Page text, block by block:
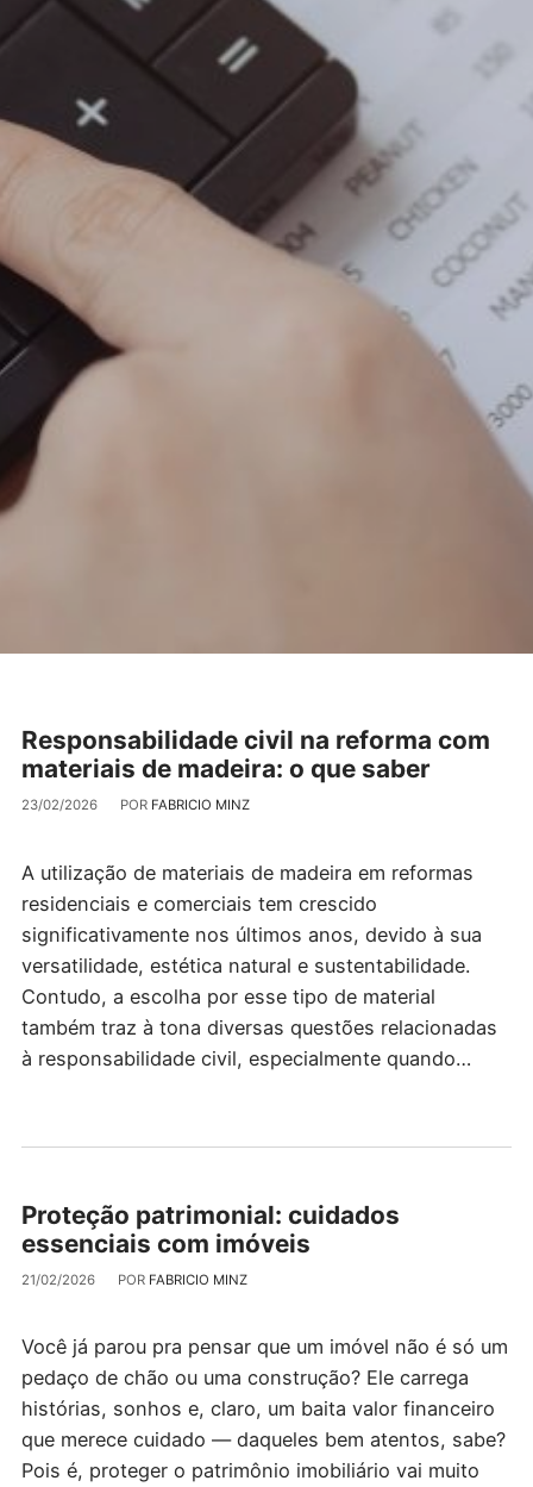
Responsabilidade civil na reforma com
materiais de madeira: o que saber
23/02/2026 POR FABRICIO MINZ
A utilização de materiais de madeira em reformas
residenciais e comerciais tem crescido
significativamente nos últimos anos, devido à sua
versatilidade, estética natural e sustentabilidade.
Contudo, a escolha por esse tipo de material
também traz à tona diversas questões relacionadas
à responsabilidade civil, especialmente quando…
Proteção patrimonial: cuidados
essenciais com imóveis
21/02/2026 POR FABRICIO MINZ
Você já parou pra pensar que um imóvel não é só um
pedaço de chão ou uma construção? Ele carrega
histórias, sonhos e, claro, um baita valor financeiro
que merece cuidado — daqueles bem atentos, sabe?
Pois é, proteger o patrimônio imobiliário vai muito